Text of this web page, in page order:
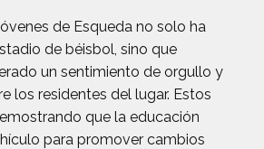
de Esqueda no solo ha
de béisbol, sino que
un sentimiento de orgullo y
los residentes del lugar. Estos
que la educación
para promover cambios